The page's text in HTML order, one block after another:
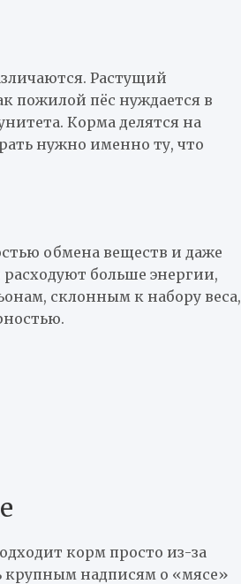
Растущий
пожилой пёс нуждается в
Корма делятся на
нужно именно ту, что
обмена веществ и даже
больше энергии,
склонным к набору веса,
корм просто из-за
крупным надписям о «мясе»